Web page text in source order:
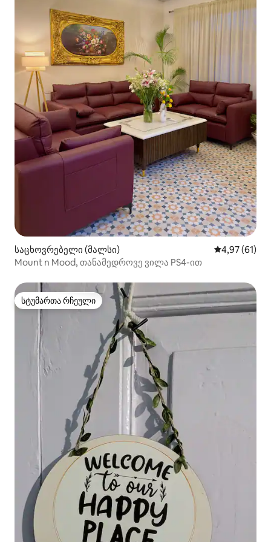
საცხოვრებელი (მალსი) საშუალო
4,97 (61)
Mount n Mood, თანამედროვე ვილა PS4-ით
სტუმართა რჩეული
სტუმართა რჩეული